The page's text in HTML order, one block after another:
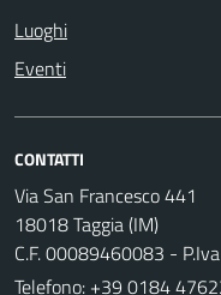
Luoghi
Eventi
CONTATTI
Via San Francesco 441
18018 Taggia (IM)
C.F. 00089460083 -
Telefono: +39 0184